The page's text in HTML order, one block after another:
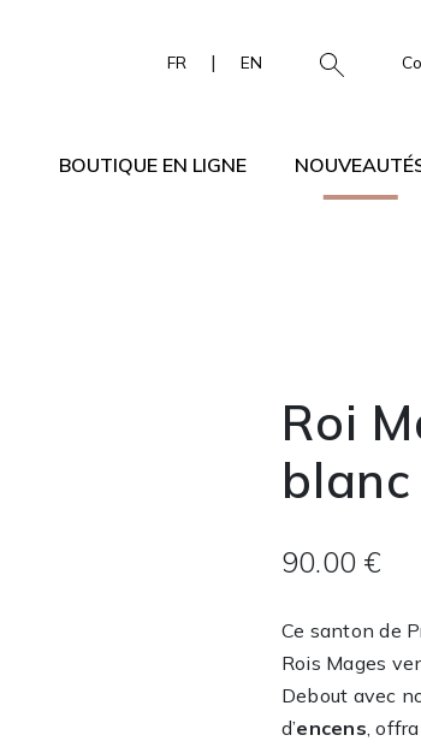
FR | EN
BOUTIQUE EN LIGNE
Roi
blanc
90.00 €
Ce santon de
Rois Mages
Debout avec
d’encens,